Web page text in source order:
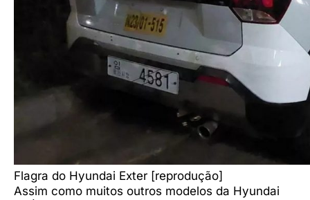
Flagra do Hyundai Exter [reprodução]
Assim como muitos outros modelos da Hyundai